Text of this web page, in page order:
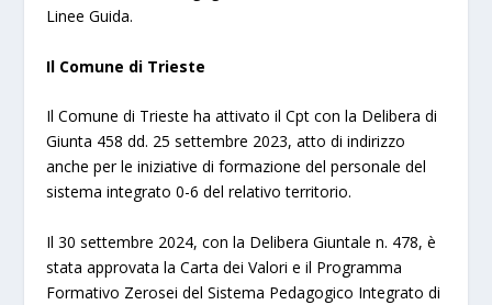
Linee Guida.
Il Comune di Trieste
Il Comune di Trieste ha attivato il Cpt con la Delibera di
Giunta 458 dd. 25 settembre 2023, atto di indirizzo
anche per le iniziative di formazione del personale del
sistema integrato 0-6 del relativo territorio.
Il 30 settembre 2024, con la Delibera Giuntale n. 478, è
stata approvata la Carta dei Valori e il Programma
Formativo Zerosei del Sistema Pedagogico Integrato di